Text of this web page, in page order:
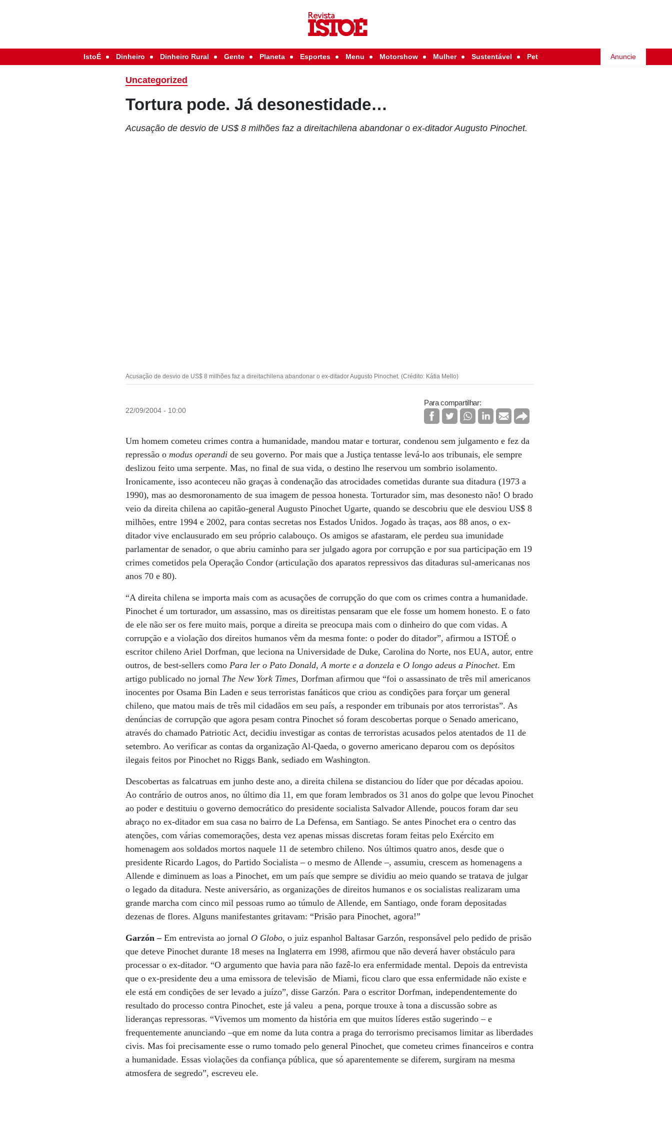
IstoÉ Dinheiro Dinheiro Rural Gente Planeta Esportes Menu Motorshow Mulher Sustentável Pet Anuncie
Uncategorized
Tortura pode. Já desonestidade…
Acusação de desvio de US$ 8 milhões faz a direitachilena abandonar o ex-ditador Augusto Pinochet.
Acusação de desvio de US$ 8 milhões faz a direitachilena abandonar o ex-ditador Augusto Pinochet. (Crédito: Kátia Mello)
22/09/2004 - 10:00
Para compartilhar:
Um homem cometeu crimes contra a humanidade, mandou matar e torturar, condenou sem julgamento e fez da
repressão omodus operandi de seu governo. Por mais que a Justiça tentasse levá-lo aos tribunais, ele sempre
deslizou feito uma serpente. Mas, no final de sua vida, o destino lhe reservou um sombrio isolamento.
Ironicamente, isso aconteceu não graças à condenação das atrocidades cometidas durante sua ditadura (1973 a
1990), mas ao desmoronamento de sua imagem de pessoa honesta. Torturador sim, mas desonesto não! O brado
veio da direita chilena ao capitão-general Augusto Pinochet Ugarte, quando se descobriu que ele desviou US$ 8
milhões, entre 1994 e 2002, para contas secretas nos Estados Unidos. Jogado às traças, aos 88 anos, o ex-
ditador vive enclausurado em seu próprio calabouço. Os amigos se afastaram, ele perdeu sua imunidade
parlamentar de senador, o que abriu caminho para ser julgado agora por corrupção e por sua participação em 19
crimes cometidos pela Operação Condor (articulação dos aparatos repressivos das ditaduras sul-americanas nos
anos 70 e 80).
“A direita chilena se importa mais com as acusações de corrupção do que com os crimes contra a humanidade.
Pinochet é um torturador, um assassino, mas os direitistas pensaram que ele fosse um homem honesto. E o fato
de ele não ser os fere muito mais, porque a direita se preocupa mais com o dinheiro do que com vidas. A
corrupção e a violação dos direitos humanos vêm da mesma fonte: o poder do ditador”, afirmou a ISTOÉ o
escritor chileno Ariel Dorfman, que leciona na Universidade de Duke, Carolina do Norte, nos EUA, autor, entre
outros, de best-sellers como Para ler o Pato Donald,A morte e a donzela e O longo adeus a Pinochet. Em
artigo publicado no jornal The New York Times, Dorfman afirmou que “foi o assassinato de três mil americanos
inocentes por Osama Bin Laden e seus terroristas fanáticos que criou as condições para forçar um general
chileno, que matou mais de três mil cidadãos em seu país, a responder em tribunais por atos terroristas”. As
denúncias de corrupção que agora pesam contra Pinochet só foram descobertas porque o Senado americano,
através do chamado Patriotic Act, decidiu investigar as contas de terroristas acusados pelos atentados de 11 de
setembro. Ao verificar as contas da organização Al-Qaeda, o governo americano deparou com os depósitos
ilegais feitos por Pinochet no Riggs Bank, sediado em Washington.
Descobertas as falcatruas em junho deste ano, a direita chilena se distanciou do líder que por décadas apoiou.
Ao contrário de outros anos, no último dia 11, em que foram lembrados os 31 anos do golpe que levou Pinochet
ao poder e destituiu o governo democrático do presidente socialista Salvador Allende, poucos foram dar seu
abraço no ex-ditador em sua casa no bairro de La Defensa, em Santiago. Se antes Pinochet era o centro das
atenções, com várias comemorações, desta vez apenas missas discretas foram feitas pelo Exército em
homenagem aos soldados mortos naquele 11 de setembro chileno. Nos últimos quatro anos, desde que o
presidente Ricardo Lagos, do Partido Socialista – o mesmo de Allende –, assumiu, crescem as homenagens a
Allende e diminuem as loas a Pinochet, em um país que sempre se dividiu ao meio quando se tratava de julgar
o legado da ditadura. Neste aniversário, as organizações de direitos humanos e os socialistas realizaram uma
grande marcha com cinco mil pessoas rumo ao túmulo de Allende, em Santiago, onde foram depositadas
dezenas de flores. Alguns manifestantes gritavam: “Prisão para Pinochet, agora!”
Garzón –Em entrevista ao jornal O Globo, o juiz espanhol Baltasar Garzón, responsável pelo pedido de prisão
que deteve Pinochet durante 18 meses na Inglaterra em 1998, afirmou que não deverá haver obstáculo para
processar o ex-ditador. “O argumento que havia para não fazê-lo era enfermidade mental. Depois da entrevista
que o ex-presidente deu a uma emissora de televisão de Miami, ficou claro que essa enfermidade não existe e
ele está em condições de ser levado a juízo”, disse Garzón. Para o escritor Dorfman, independentemente do
resultado do processo contra Pinochet, este já valeu a pena, porque trouxe à tona a discussão sobre as
lideranças repressoras. “Vivemos um momento da história em que muitos líderes estão sugerindo – e
frequentemente anunciando –que em nome da luta contra a praga do terrorismo precisamos limitar as liberdades
civis. Mas foi precisamente esse o rumo tomado pelo general Pinochet, que cometeu crimes financeiros e contra
a humanidade. Essas violações da confiança pública, que só aparentemente se diferem, surgiram na mesma
atmosfera de segredo”, escreveu ele.